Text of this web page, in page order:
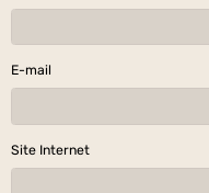
E-mail
Site Internet